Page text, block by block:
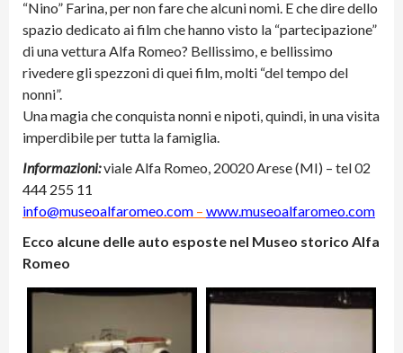
“Nino” Farina, per non fare che alcuni nomi. E che dire dello
spazio dedicato ai film che hanno visto la “partecipazione”
di una vettura Alfa Romeo? Bellissimo, e bellissimo
rivedere gli spezzoni di quei film, molti “del tempo del
nonni”.
Una magia che conquista nonni e nipoti, quindi, in una visita
imperdibile per tutta la famiglia.
Informazioni:viale Alfa Romeo, 20020 Arese (MI) – tel 02
444 255 11
info@museoalfaromeo.com – www.museoalfaromeo.com
Ecco alcune delle auto esposte nel Museo storico Alfa
Romeo